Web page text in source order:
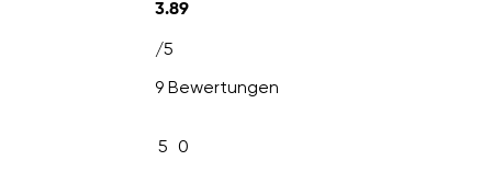
3.89
/5
9 Bewertungen
5 0